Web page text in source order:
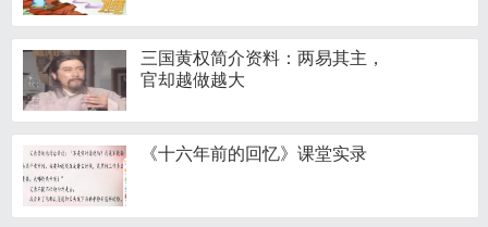
三国黄权简介资料：两易其主，
官却越做越大
《十六年前的回忆》课堂实录